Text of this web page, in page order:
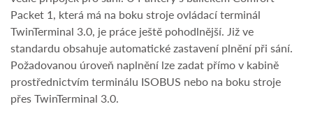
Packet 1, která má na boku stroje ovládací terminál
TwinTerminal 3.0, je práce ještě pohodlnější. Již ve
standardu obsahuje automatické zastavení plnění při sání.
Požadovanou úroveň naplnění lze zadat přímo v kabině
prostřednictvím terminálu ISOBUS nebo na boku stroje
přes TwinTerminal 3.0.